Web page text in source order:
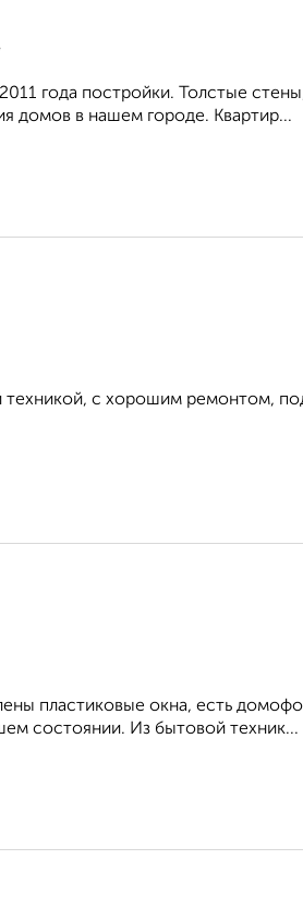
года постройки. Толстые
домов в нашем городе. Квартир...
техникой, с хорошим ремонтом,
пластиковые окна, есть
состоянии. Из бытовой техник...